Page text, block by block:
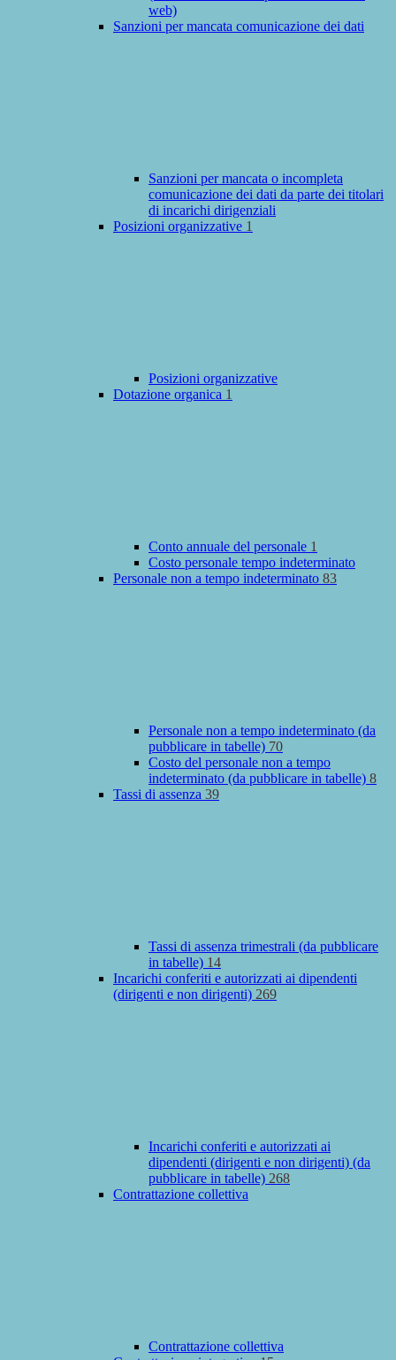
web)
Sanzioni per mancata comunicazione dei dati
Sanzioni per mancata o incompleta
comunicazione dei dati da parte dei titolari
di incarichi dirigenziali
Posizioni organizzative 1
Posizioni organizzative
Dotazione organica 1
Conto annuale del personale 1
Costo personale tempo indeterminato
Personale non a tempo indeterminato 83
Personale non a tempo indeterminato (da
pubblicare in tabelle) 70
Costo del personale non a tempo
indeterminato (da pubblicare in tabelle) 8
Tassi di assenza 39
Tassi di assenza trimestrali (da pubblicare
in tabelle) 14
Incarichi conferiti e autorizzati ai dipendenti
(dirigenti e non dirigenti) 269
Incarichi conferiti e autorizzati ai
dipendenti (dirigenti e non dirigenti) (da
pubblicare in tabelle) 268
Contrattazione collettiva
Contrattazione collettiva